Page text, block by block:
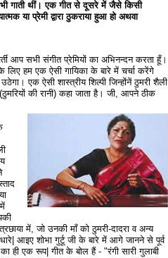
गाती थीं। एक गीत से दूसरे में जैसे किसी
या प्रेमी द्वारा ठुकराया हुआ हो अथवा
आप सभी संगीत प्रेमियों का अभिनन्दन करता हूँ।
हम एक ऐसी गायिका के बारे में चर्चा करेंगे
एक ऐसी शास्त्रीय शिल्पी जिन्होंनें ठुमरी शैली
की रानी) कहा जाता है। जी, आपने ठीक
में, जो उनकी माँ को ठुमरी-दादरा व अन्य
आइए शोभा गुर्टू जी के बारे में आगे जानने से पूर्व
ही एक रूप| गीत के बोल हैं - "रंगी सारी गुलाबी